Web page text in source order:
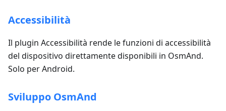
Accessibilità
Il plugin Accessibilità rende le funzioni di accessibilità
del dispositivo direttamente disponibili in OsmAnd.
Solo per Android.
Sviluppo OsmAnd